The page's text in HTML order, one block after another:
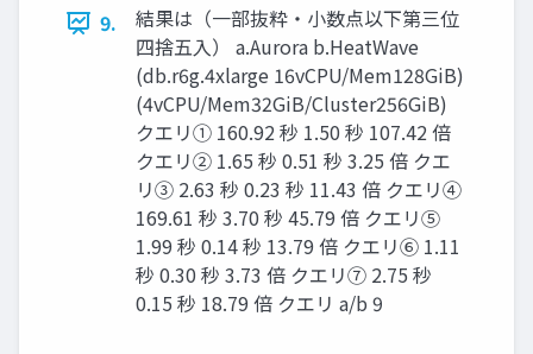
9.
結果は（一部抜粋・小数点以下第三位
四捨五入） a.Aurora b.HeatWave
(db.r6g.4xlarge 16vCPU/Mem128GiB)
(4vCPU/Mem32GiB/Cluster256GiB)
クエリ① 160.92 秒 1.50 秒 107.42 倍
クエリ② 1.65 秒 0.51 秒 3.25 倍 クエ
リ③ 2.63 秒 0.23 秒 11.43 倍 クエリ④
169.61 秒 3.70 秒 45.79 倍 クエリ⑤
1.99 秒 0.14 秒 13.79 倍 クエリ⑥ 1.11
秒 0.30 秒 3.73 倍 クエリ⑦ 2.75 秒
0.15 秒 18.79 倍 クエリ a/b 9